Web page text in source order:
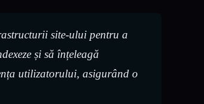
site-ului pentru a
și să înțeleagă
utilizatorului, asigurând o